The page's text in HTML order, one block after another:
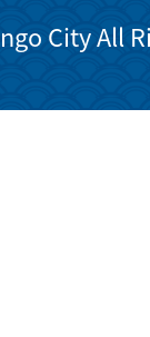
City All